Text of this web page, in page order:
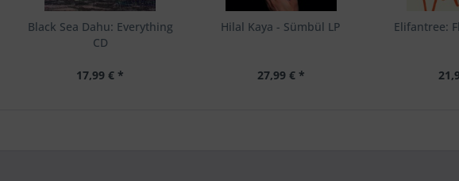
Black Sea Dahu: Everything
CD
17,99 € *
Hilal Kaya - Sümbül LP
27,99 € *
Elifantree: